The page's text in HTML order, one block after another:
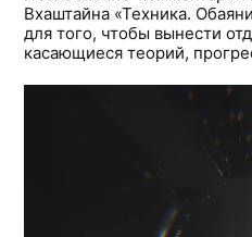
Вхаштайна «Техника.
для того, чтобы вынести
касающиеся теорий,